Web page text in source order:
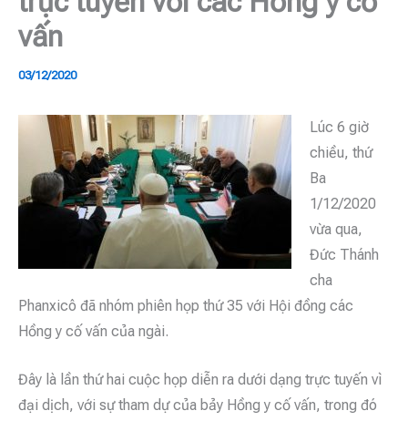
vấn
03/12/2020
Lúc 6 giờ
chiều, thứ
Ba
1/12/2020
vừa qua,
Đức Thánh
cha
Phanxicô đã nhóm phiên họp thứ 35 với Hội đồng các
Hồng y cố vấn của ngài.
Đây là lần thứ hai cuộc họp diễn ra dưới dạng trực tuyến vì
đại dịch, với sự tham dự của bảy Hồng y cố vấn, trong đó